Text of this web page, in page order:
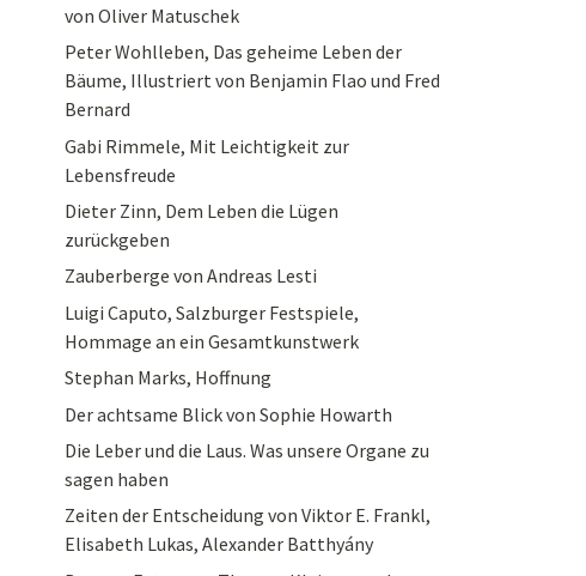
von Oliver Matuschek
Peter Wohlleben, Das geheime Leben der
Bäume, Illustriert von Benjamin Flao und Fred
Bernard
Gabi Rimmele, Mit Leichtigkeit zur
Lebensfreude
Dieter Zinn, Dem Leben die Lügen
zurückgeben
Zauberberge von Andreas Lesti
Luigi Caputo, Salzburger Festspiele,
Hommage an ein Gesamtkunstwerk
Stephan Marks, Hoffnung
Der achtsame Blick von Sophie Howarth
Die Leber und die Laus. Was unsere Organe zu
sagen haben
Zeiten der Entscheidung von Viktor E. Frankl,
Elisabeth Lukas, Alexander Batthyány